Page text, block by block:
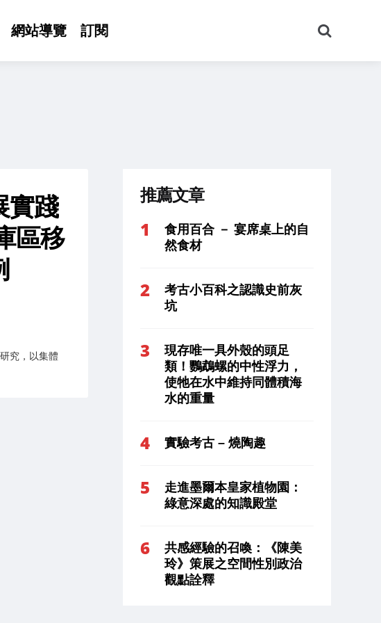
網站導覽 訂閱
尋
實踐
區移
究，以集體
推薦文章
食用百合 － 宴席桌上的自
然食材
考古小百科之認識史前灰
坑
現存唯一具外殼的頭足
類！鸚鵡螺的中性浮力，
使牠在水中維持同體積海
水的重量
實驗考古 – 燒陶趣
走進墨爾本皇家植物園：
綠意深處的知識殿堂
共感經驗的召喚：《陳美
玲》策展之空間性別政治
觀點詮釋